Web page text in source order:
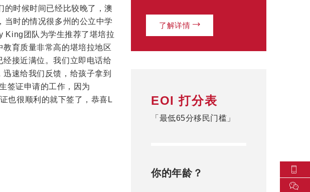
的时候时间已经比较晚了，澳
当时的情况很多州的公立中学
King团队为学生推荐了堪培拉
育质量非常高的堪培拉地区
接近满位。我们立即电话给
速给我们反馈，给孩子拿到
签证申请的工作，因为
也很顺利的就下签了，恭喜L
了解详情
EOI 打分表
「最低65分移民门槛」
你的年龄？